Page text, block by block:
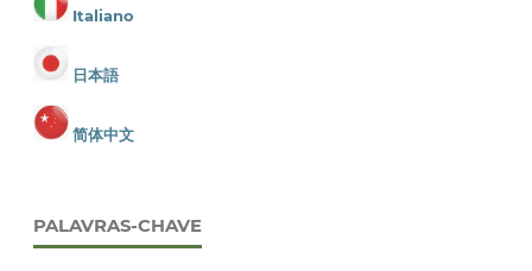
Italiano
日本語
简体中文
PALAVRAS-CHAVE